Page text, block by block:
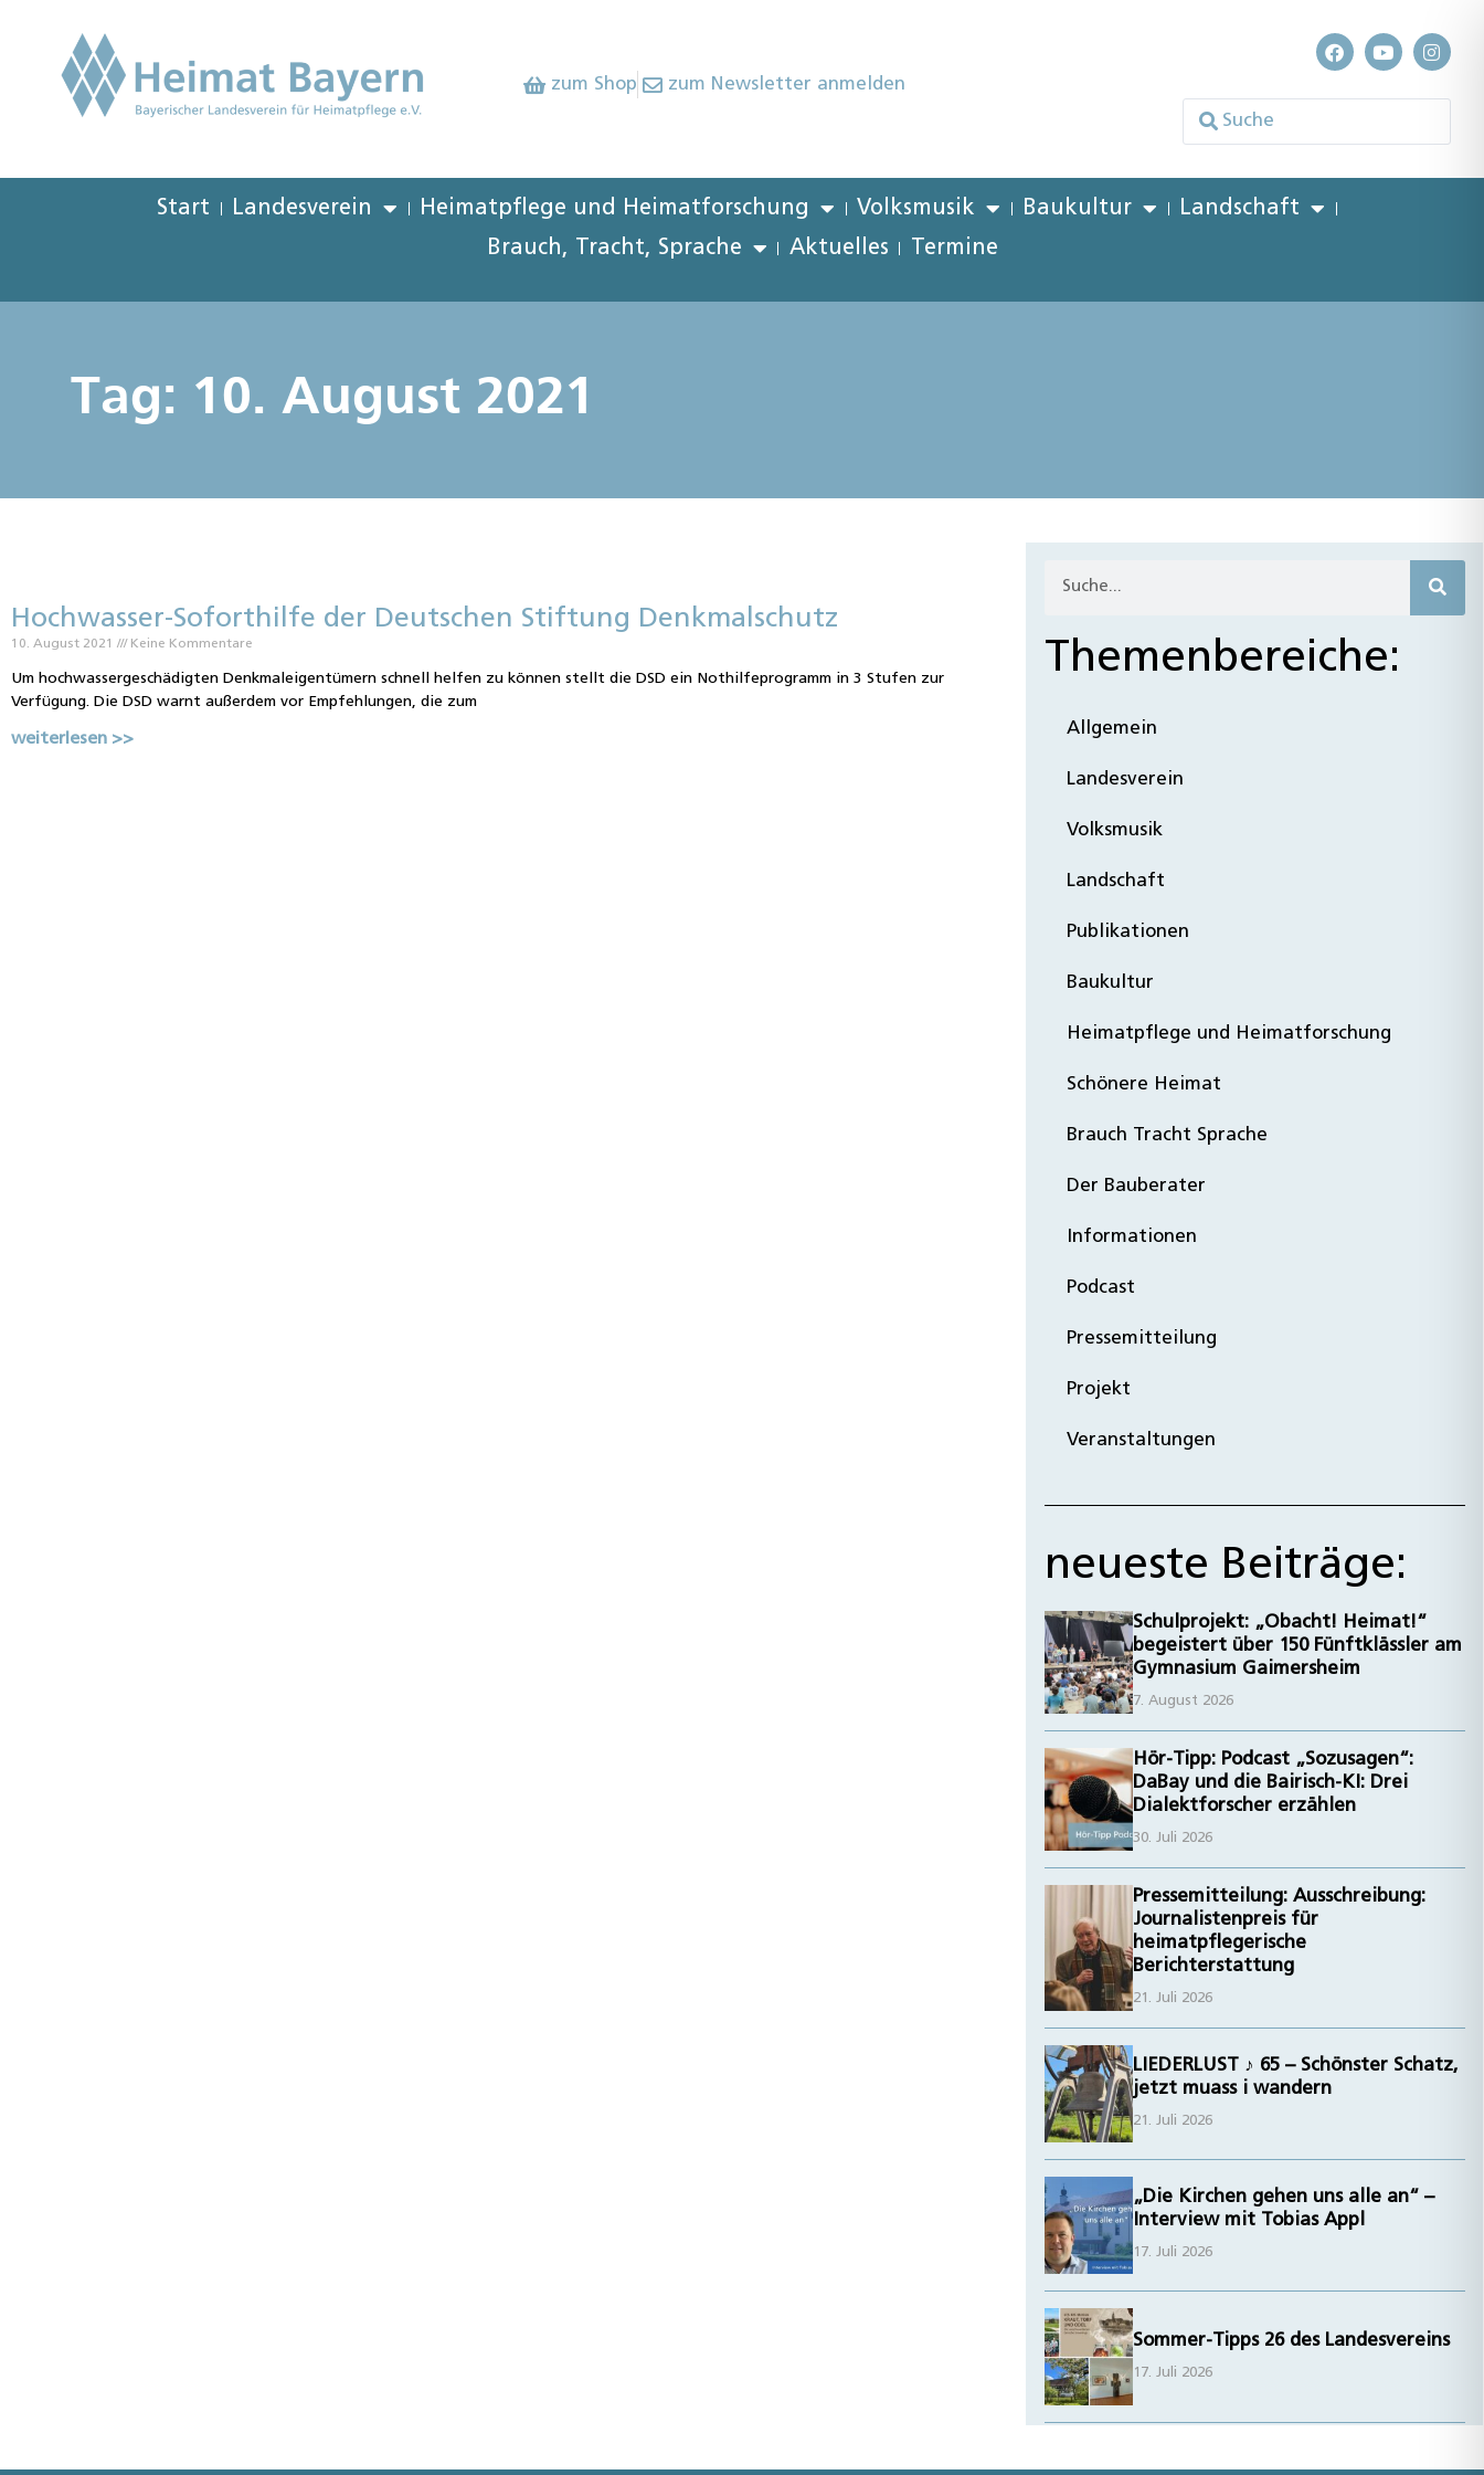
zum Shop zum Newsletter anmelden
Start Landesverein Heimatpflege und Heimatforschung Volksmusik Baukultur
Landschaft
Brauch, Tracht, Sprache
Aktuelles Termine
Tag: 10. August 2021
Hochwasser-Soforthilfe der Deutschen Stiftung Denkmalschutz
10. August 2021 Keine Kommentare
Um hochwassergeschädigten Denkmaleigentümern schnell helfen zu können stellt die DSD ein Nothilfeprogramm in 3 Stufen zur
Verfügung. Die DSD warnt außerdem vor Empfehlungen, die zum
weiterlesen >>
Themenbereiche:
Allgemein
Landesverein
Volksmusik
Landschaft
Publikationen
Baukultur
Heimatpflege und Heimatforschung
Schönere Heimat
Brauch Tracht Sprache
Der Bauberater
Informationen
Podcast
Pressemitteilung
Projekt
Veranstaltungen
neueste Beiträge:
Schulprojekt: „Obacht! Heimat!“
begeistert über 150 Fünftklässler am
Gymnasium Gaimersheim
7. August 2026
Hör-Tipp: Podcast „Sozusagen“:
DaBay und die Bairisch-KI: Drei
Dialektforscher erzählen
30. Juli 2026
Pressemitteilung: Ausschreibung:
Journalistenpreis für
heimatpflegerische
Berichterstattung
21. Juli 2026
LIEDERLUST ♪ 65 – Schönster Schatz,
jetzt muass i wandern
21. Juli 2026
„Die Kirchen gehen uns alle an“ –
Interview mit Tobias Appl
17. Juli 2026
Sommer-Tipps 26 des Landesvereins
17. Juli 2026